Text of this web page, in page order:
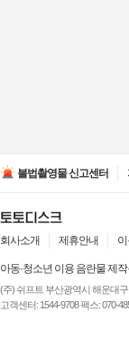
불법촬영물 신고센터
회사소개 제휴안내
아동·청소년 이용 음란물 제
(주) 쉬프트 부산광역시 해운대구
고객센터: 1544-9708 팩스: 070-